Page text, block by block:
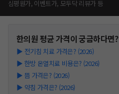
심평원가, 이벤트가, 모두닥 리뷰가 등
한의원평균 가격이 궁금하다면?
▶ 전기침 치료 가격은? (2026)
▶ 한방 온열치료 비용은? (2026)
▶ 뜸 가격은? (2026)
▶ 약침 가격은? (2026)